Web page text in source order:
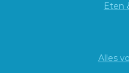
Eten
Alles